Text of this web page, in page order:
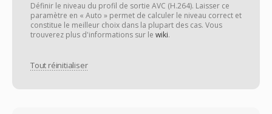
Définir le niveau du profil de sortie AVC (H.264). Laisser ce
paramètre en « Auto » permet de calculer le niveau correct et
constitue le meilleur choix dans la plupart des cas. Vous
trouverez plus d'informations sur le wiki.
Tout réinitialiser